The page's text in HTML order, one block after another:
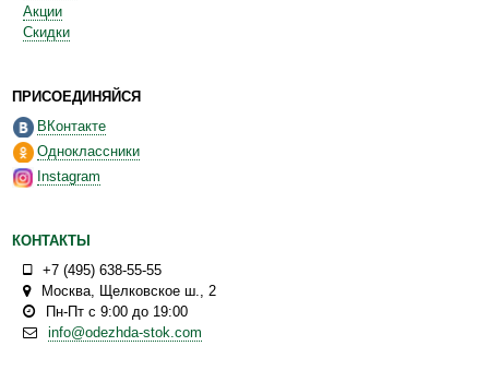
Акции
Скидки
ПРИСОЕДИНЯЙСЯ
ВКонтакте
Одноклассники
Instagram
КОНТАКТЫ
+7 (495) 638-55-55
Москва Щелковское ш., 2
Пн-Пт с 9:00 до 19:00
info@odezhda-stok.com